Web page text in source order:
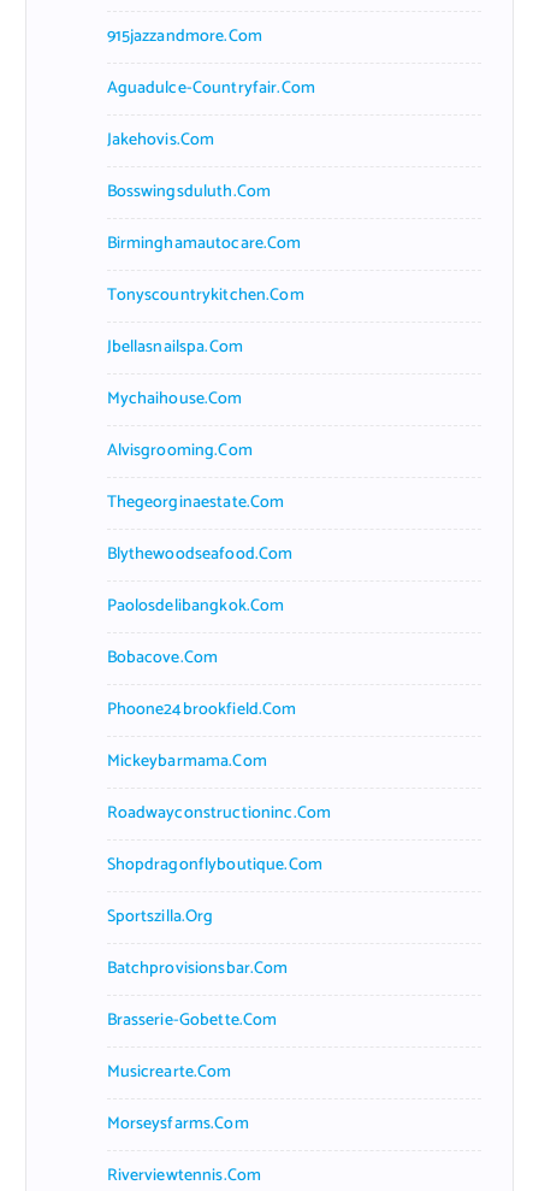
915jazzandmore.com
Aguadulce-Countryfair.com
Jakehovis.com
Bosswingsduluth.com
Birminghamautocare.com
Tonyscountrykitchen.com
Jbellasnailspa.com
Mychaihouse.com
Alvisgrooming.com
Thegeorginaestate.com
Blythewoodseafood.com
Paolosdelibangkok.com
Bobacove.com
Phoone24brookfield.com
Mickeybarmama.com
Roadwayconstructioninc.com
Shopdragonflyboutique.com
Sportszilla.org
Batchprovisionsbar.com
Brasserie-Gobette.com
Musicrearte.com
Morseysfarms.com
Riverviewtennis.com